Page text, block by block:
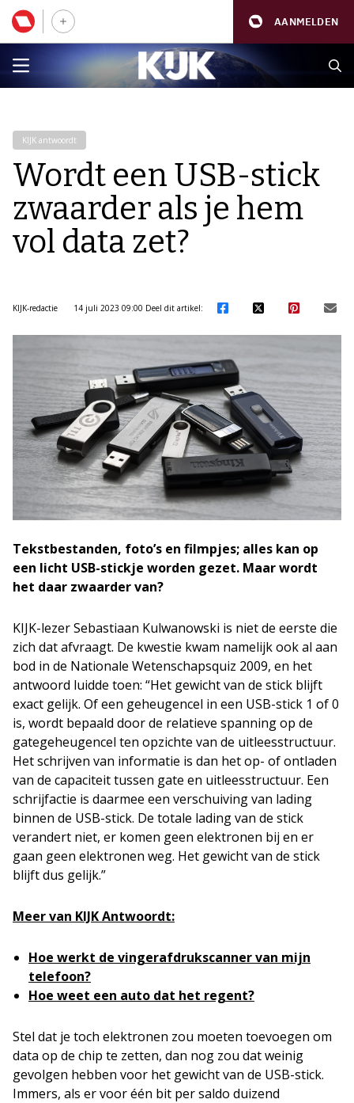
AANMELDEN
KIJK antwoordt
Wordt een USB-stick
zwaarder als je hem
vol data zet?
KIJK-redactie 14 juli 2023 09:00 Deel dit artikel:
Tekstbestanden, foto’s en filmpjes; alles kan op
een licht USB-stickje worden gezet. Maar wordt
het daar zwaarder van?
KIJK-lezer Sebastiaan Kulwanowski is niet de eerste die
zich dat afvraagt. De kwestie kwam namelijk ook al aan
bod in de Nationale Wetenschapsquiz 2009, en het
antwoord luidde toen: “Het gewicht van de stick blijft
exact gelijk. Of een geheugencel in een USB-stick 1 of 0
is, wordt bepaald door de relatieve spanning op de
gategeheugencel ten opzichte van de uitleesstructuur.
Het schrijven van informatie is dan het op- of ontladen
van de capaciteit tussen gate en uitleesstructuur. Een
schrijfactie is daarmee een verschuiving van lading
binnen de USB-stick. De totale lading van de stick
verandert niet, er komen geen elektronen bij en er
gaan geen elektronen weg. Het gewicht van de stick
blijft dus gelijk.”
Meer van KIJK Antwoordt:
Hoe werkt de vingerafdrukscanner van mijn
telefoon?
Hoe weet een auto dat het regent?
Stel dat je toch elektronen zou moeten toevoegen om
data op de chip te zetten, dan nog zou dat weinig
gevolgen hebben voor het gewicht van de USB-stick.
Immers, als er voor één bit per saldo duizend